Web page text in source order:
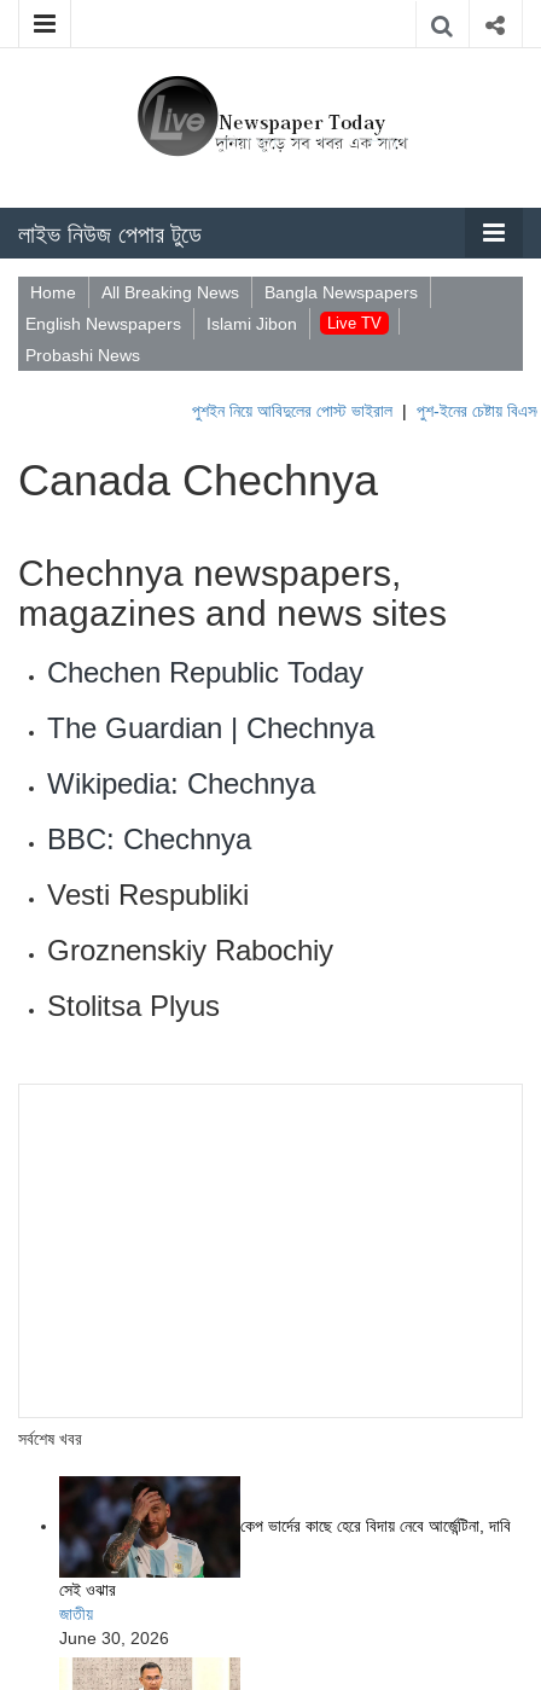
লাইভ নিউজ পেপার টুডে
Home All Breaking News
Bangla Newspapers
English Newspapers
Islami Jibon Live TV
Probashi News
পুশইন নিয়ে আবিদুলের পোস্ট ভাইরাল| পুশ-ইনের চেষ্টায়
Canada Chechnya
Chechnya newspapers,
magazines and news sites
Chechen Republic Today
The Guardian | Chechnya
Wikipedia: Chechnya
BBC: Chechnya
Vesti Respubliki
Groznenskiy Rabochiy
Stolitsa Plyus
সর্বশেষ খবর
কেপ ভার্দের কাছে হেরে বিদায় নেবে আর্জেন্টিনা, দাবি
সেই ওঝার
জাতীয়
June 30, 2026